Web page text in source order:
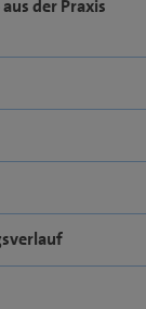
der Praxis